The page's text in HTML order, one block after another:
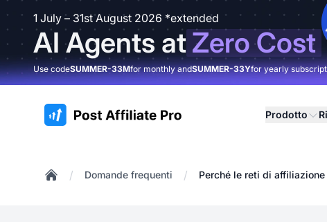
1 July – 31st August 2026 *extended
AI Agents atZero Cost
Use codeSUMMER-33Mfor monthly andSUMMER-33Yfor yearly
:site.title Prodotto
/ Domande frequenti / Perché le reti di